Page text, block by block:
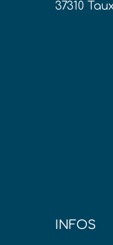
37310
INFOS